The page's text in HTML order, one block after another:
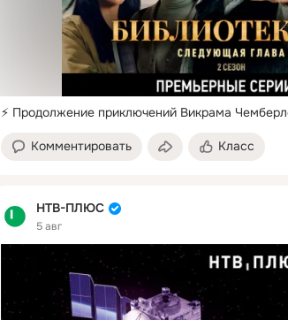
⚡️ Продолжение приключений Викрама
Комментировать Класс
НТВ-ПЛЮС
5 авг